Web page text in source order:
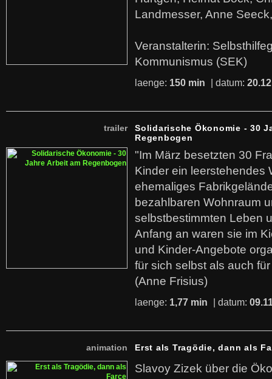
Landmesser, Anne
Veranstalterin:
Kommunismus (SEK)
laenge: 150 min | datum:
trailer
Solidarische Ökonomie - 30
Regenbogen
"Im März besetzten 30
Kinder ein leerstehendes
ehemaliges
bezahlbaren Wohnraum
selbstbestimmten Leben
Anfang an waren sie im
und Kinder-Angebote
für sich selbst als auch
(Anne Frisius)
laenge: 1,77 min | datum:
animation Erst als Tragödie, dann als
Slavoy Zizek über die